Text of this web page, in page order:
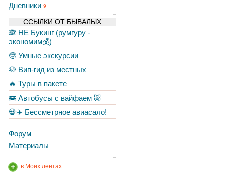
Дневники 9
ССЫЛКИ ОТ БЫВАЛЫХ
🙈 НЕ Букинг (румгуру -
экономим💰)
🤓 Умные экскурсии
🐶 Вип-гид из местных
🔥 Туры в пакете
🚌 Автобусы с вайфаем 🐷
💀✈️ Бессметрное авиасало!
Форум
Материалы
в Моих лентах